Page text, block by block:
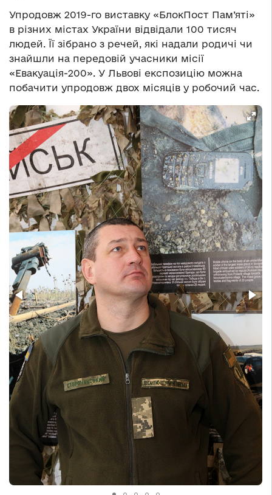
Упродовж 2019-го виставку «БлокПост Пам’яті»
в різних містах України відвідали 100 тисяч
людей. Її зібрано з речей, які надали родичі чи
знайшли на передовій учасники місії
«Евакуація-200». У Львові експозицію можна
побачити упродовж двох місяців у робочий час.